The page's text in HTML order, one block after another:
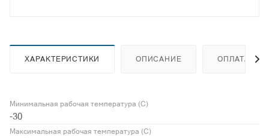
ХАРАКТЕРИСТИКИ ОПИСАНИЕ ОПЛАТА
Минимальная рабочая температура (С)
-30
Максимальная рабочая температура (С)